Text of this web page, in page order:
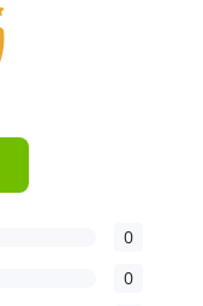
0
0